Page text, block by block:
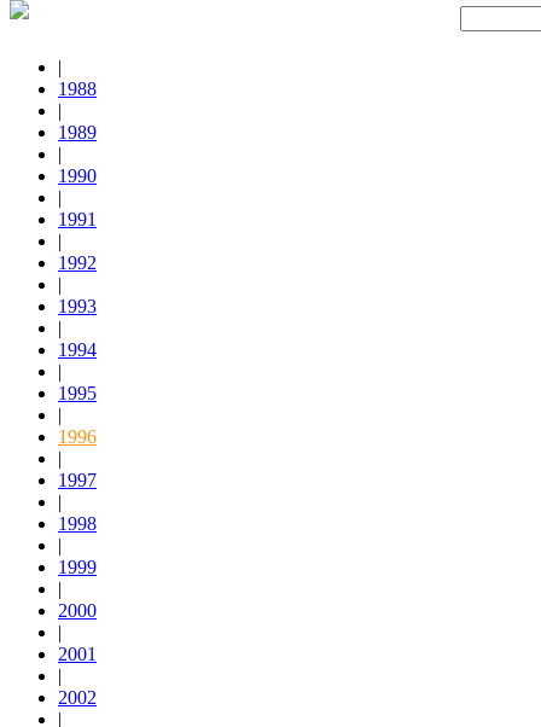
|
1988
|
1989
|
1990
|
1991
|
1992
|
1993
|
1994
|
1995
|
1996
|
1997
|
1998
|
1999
|
2000
|
2001
|
2002
|